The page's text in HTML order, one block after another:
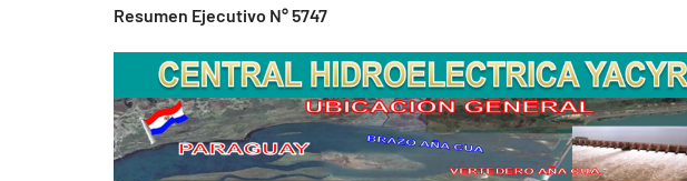
Resumen Ejecutivo N° 5747